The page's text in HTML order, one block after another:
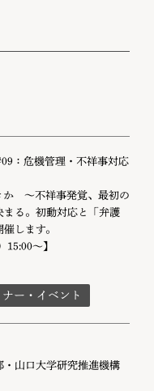
：危機管理・不祥事対応
か 〜不祥事発覚、最初の
る。初動対応と「弁護
します。
15:00～】
ー・イベント
・山口大学研究推進機構